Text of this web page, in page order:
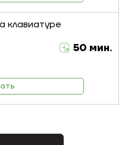
клавиатуре
50 мин.